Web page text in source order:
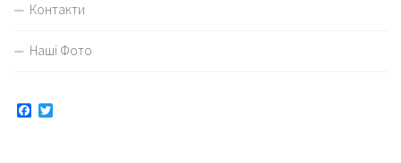
Контакти
Наші Фото
Facebook